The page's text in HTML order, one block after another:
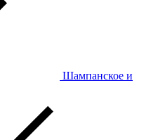
Шампанское и